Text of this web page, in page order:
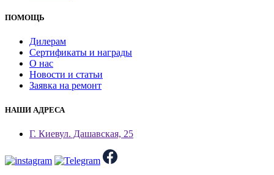
ПОМОЩЬ
Дилерам
Сертификаты и награды
О нас
Новости и статьи
Заявка на ремонт
НАШИ АДРЕСА
Г. Киевул. Дашавская, 25